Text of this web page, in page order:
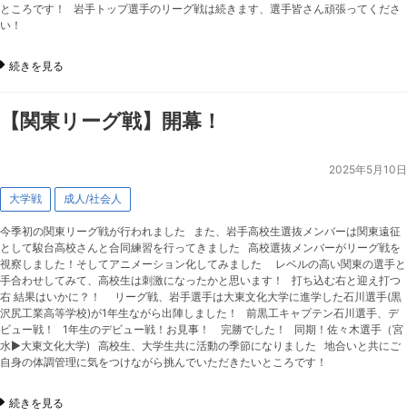
ところです！ 岩手トップ選手のリーグ戦は続きます、選手皆さん頑張ってくださ
い！
続きを見る
【関東リーグ戦】開幕！
2025年5月10日
大学戦 成人/社会人
今季初の関東リーグ戦が行われました また、岩手高校生選抜メンバーは関東遠征
として駿台高校さんと合同練習を行ってきました 高校選抜メンバーがリーグ戦を
視察しました！そしてアニメーション化してみました レベルの高い関東の選手と
手合わせしてみて、高校生は刺激になったかと思います！ 打ち込む右と迎え打つ
右 結果はいかに？！ リーグ戦、岩手選手は大東文化大学に進学した石川選手(黒
沢尻工業高等学校)が1年生ながら出陣しました！ 前黒工キャプテン石川選手、デ
ビュー戦！ 1年生のデビュー戦！お見事！ 完勝でした！ 同期！佐々木選手（宮
水▶︎大東文化大学) 高校生、大学生共に活動の季節になりました 地合いと共にご
自身の体調管理に気をつけながら挑んでいただきたいところです！
続きを見る